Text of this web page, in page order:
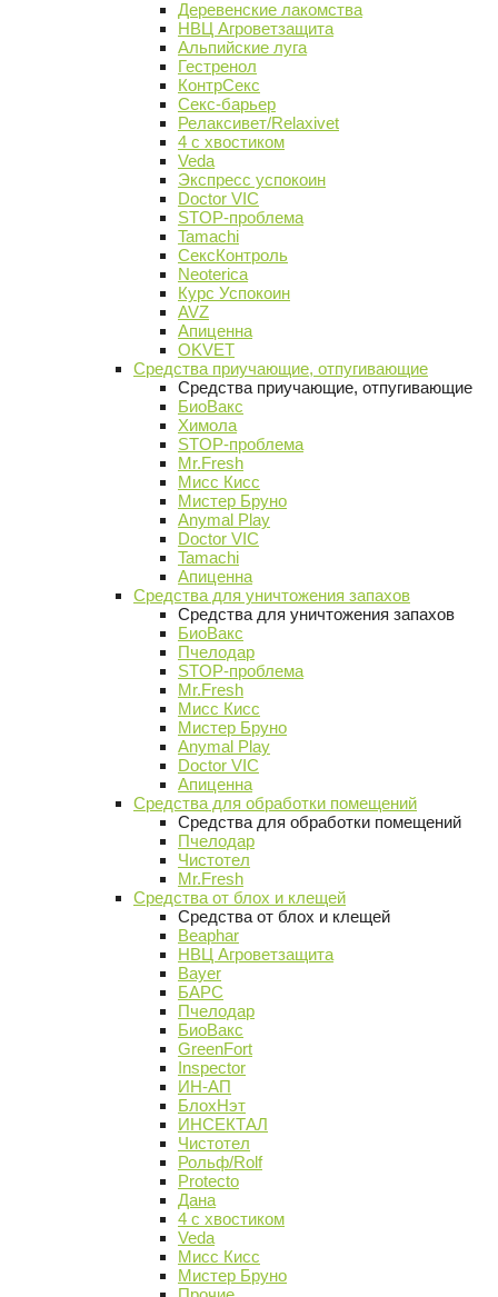
Деревенские лакомства
НВЦ Агроветзащита
Альпийские луга
Гестренол
КонтрСекс
Секс-барьер
Релаксивет/Relaxivet
4 с хвостиком
Veda
Экспресс успокоин
Doctor VIC
STOP-проблема
Tamachi
СексКонтроль
Neoterica
Курс Успокоин
AVZ
Апиценна
OKVET
Средства приучающие, отпугивающие
Средства приучающие, отпугивающие
БиоВакс
Химола
STOP-проблема
Mr.Fresh
Мисс Кисс
Мистер Бруно
Anymal Play
Doctor VIC
Tamachi
Апиценна
Средства для уничтожения запахов
Средства для уничтожения запахов
БиоВакс
Пчелодар
STOP-проблема
Mr.Fresh
Мисс Кисс
Мистер Бруно
Anymal Play
Doctor VIC
Апиценна
Средства для обработки помещений
Средства для обработки помещений
Пчелодар
Чистотел
Mr.Fresh
Средства от блох и клещей
Средства от блох и клещей
Beaphar
НВЦ Агроветзащита
Bayer
БАРС
Пчелодар
БиоВакс
GreenFort
Inspector
ИН-АП
БлохНэт
ИНСЕКТАЛ
Чистотел
Рольф/Rolf
Protecto
Дана
4 с хвостиком
Veda
Мисс Кисс
Мистер Бруно